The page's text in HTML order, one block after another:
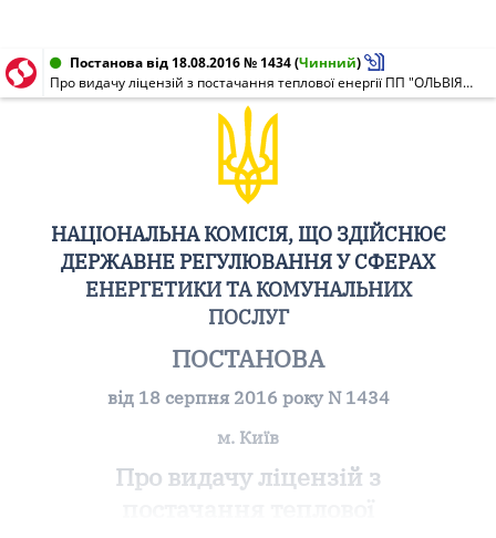
Постанова від 18.08.2016 № 1434(Чинний)
Про видачу ліцензій з постачання теплової енергії ПП "ОЛЬВІЯ", ТОВ "ЕНЕРГОЗБЕРЕЖЕННЯ ЛЬВІВ"
НАЦІОНАЛЬНА КОМІСІЯ, ЩО ЗДІЙСНЮЄ
ДЕРЖАВНЕ РЕГУЛЮВАННЯ У СФЕРАХ
ЕНЕРГЕТИКИ ТА КОМУНАЛЬНИХ
ПОСЛУГ
ПОСТАНОВА
від 18 серпня 2016 року N 1434
м. Київ
Про видачу ліцензій з